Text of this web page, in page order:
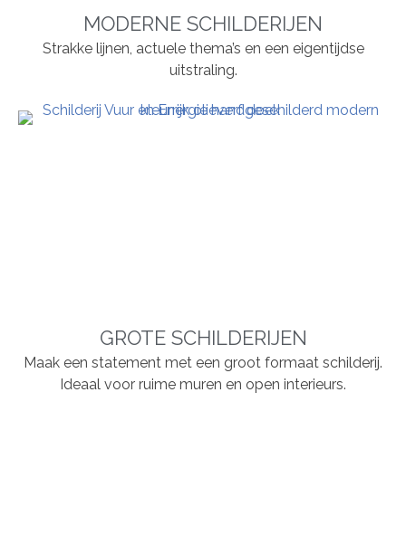
MODERNE SCHILDERIJEN
Strakke lijnen, actuele thema’s en een eigentijdse
uitstraling.
GROTE SCHILDERIJEN
Maak een statement met een groot formaat schilderij.
Ideaal voor ruime muren en open interieurs.